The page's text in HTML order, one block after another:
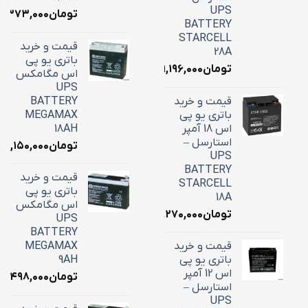
UPS
BATTERY
STARCELL
28A
تومان۹,۱۹۶,۰۰۰
قیمت و خرید
باتری یو پی
اس 18 آمپر
استارسل –
UPS
BATTERY
STARCELL
18A
تومان۶,۲۷۰,۰۰۰
قیمت و خرید
باتری یو پی
اس 12 آمپر
استارسل –
UPS
تومان
قیمت و خرید
باتری یو پی
اس مگامکس
UPS
BATTERY
MEGAMAX
18AH
تومان۷,۱۵۰,۰۰۰
قیمت و خرید
باتری یو پی
اس مگامکس
UPS
BATTERY
MEGAMAX
9AH
تومان